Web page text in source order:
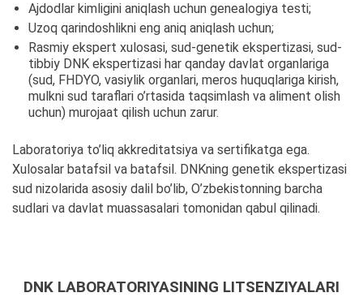
Ajdodlar kimligini aniqlash uchun genealogiya testi;
Uzoq qarindoshlikni eng aniq aniqlash uchun;
Rasmiy ekspert xulosasi, sud-genetik ekspertizasi, sud-
tibbiy DNK ekspertizasi har qanday davlat organlariga
(sud, FHDYO, vasiylik organlari, meros huquqlariga kirish,
mulkni sud taraflari o’rtasida taqsimlash va aliment olish
uchun) murojaat qilish uchun zarur.
Laboratoriya to’liq akkreditatsiya va sertifikatga ega.
Xulosalar batafsil va batafsil. DNKning genetik ekspertizasi
sud nizolarida asosiy dalil bo’lib, O’zbekistonning barcha
sudlari va davlat muassasalari tomonidan qabul qilinadi.
DNK LABORATORIYASINING LITSENZIYALARI